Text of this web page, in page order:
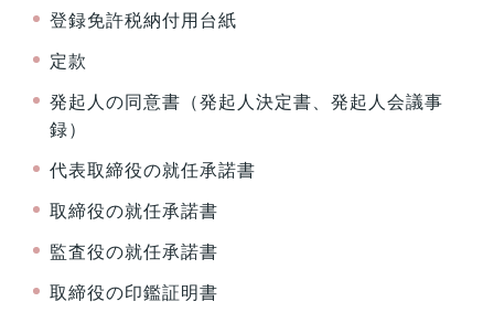
登録免許税納付用台紙
定款
発起人の同意書（発起人決定書、発起人会議事
録）
代表取締役の就任承諾書
取締役の就任承諾書
監査役の就任承諾書
取締役の印鑑証明書